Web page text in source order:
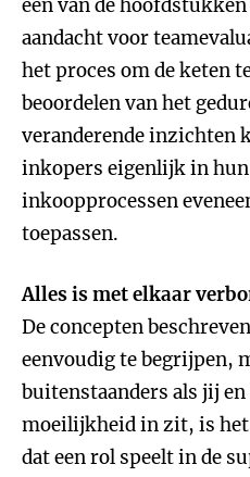
een van de
aandacht voor
het proces om de keten
beoordelen van het
veranderende inzichten
inkopers eigenlijk in
inkoopprocessen
toepassen.
Alles is met elkaar
De concepten
eenvoudig te begrijpen,
buitenstaanders als jij en
moeilijkheid in zit, is het
dat een rol speelt in de